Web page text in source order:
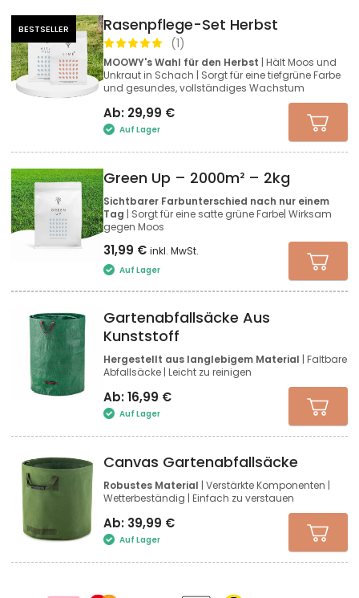
BESTSELLER
(1)
Rasenpflege-Set Herbst
MOOWY's Wahl für den Herbst | Hält Moos und
Unkraut in Schach | Sorgt für eine tiefgrüne Farbe
und gesundes, vollständiges Wachstum
Ab: 29,99 €
Auf Lager
Green Up – 2000m² – 2kg
Sichtbarer Farbunterschied nach nur einem
Tag | Sorgt für eine satte grüne Farbe| Wirksam
gegen Moos
31,99 € inkl. MwSt.
Auf Lager
Gartenabfallsäcke Aus
Kunststoff
Hergestellt aus langlebigem Material | Faltbare
Abfallsäcke | Leicht zu reinigen
Ab: 16,99 €
Auf Lager
Canvas Gartenabfallsäcke
Robustes Material | Verstärkte Komponenten |
Wetterbeständig | Einfach zu verstauen
Ab: 39,99 €
Auf Lager